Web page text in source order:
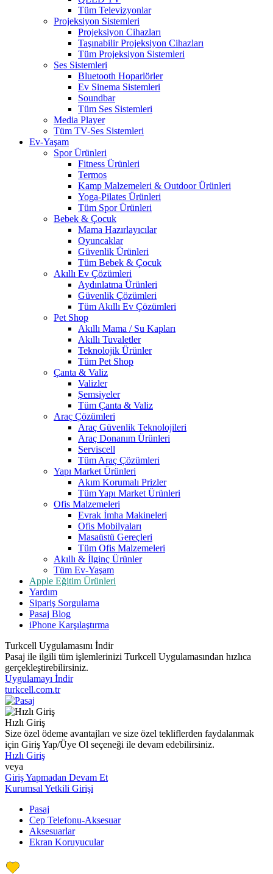
Tüm Televizyonlar
Projeksiyon Sistemleri
Projeksiyon Cihazları
Taşınabilir Projeksiyon Cihazları
Tüm Projeksiyon Sistemleri
Ses Sistemleri
Bluetooth Hoparlörler
Ev Sinema Sistemleri
Soundbar
Tüm Ses Sistemleri
Media Player
Tüm TV-Ses Sistemleri
Ev-Yaşam
Spor Ürünleri
Fitness Ürünleri
Termos
Kamp Malzemeleri & Outdoor Ürünleri
Yoga-Pilates Ürünleri
Tüm Spor Ürünleri
Bebek & Çocuk
Mama Hazırlayıcılar
Oyuncaklar
Güvenlik Ürünleri
Tüm Bebek & Çocuk
Akıllı Ev Çözümleri
Aydınlatma Ürünleri
Güvenlik Çözümleri
Tüm Akıllı Ev Çözümleri
Pet Shop
Akıllı Mama / Su Kapları
Akıllı Tuvaletler
Teknolojik Ürünler
Tüm Pet Shop
Çanta & Valiz
Valizler
Şemsiyeler
Tüm Çanta & Valiz
Araç Çözümleri
Araç Güvenlik Teknolojileri
Araç Donanım Ürünleri
Serviscell
Tüm Araç Çözümleri
Yapı Market Ürünleri
Akım Korumalı Prizler
Tüm Yapı Market Ürünleri
Ofis Malzemeleri
Evrak İmha Makineleri
Ofis Mobilyaları
Masaüstü Gereçleri
Tüm Ofis Malzemeleri
Akıllı & İlginç Ürünler
Tüm Ev-Yaşam
Apple Eğitim Ürünleri
Yardım
Sipariş Sorgulama
Pasaj Blog
iPhone Karşılaştırma
Turkcell Uygulamasını İndir
Pasaj ile ilgili tüm işlemlerinizi Turkcell Uygulamasından hızlıca
gerçekleştirebilirsiniz.
Uygulamayı İndir
turkcell.com.tr
Hızlı Giriş
Size özel ödeme avantajları ve size özel tekliflerden faydalanmak
için Giriş Yap/Üye Ol seçeneği ile devam edebilirsiniz.
Hızlı Giriş
veya
Giriş Yapmadan Devam Et
Kurumsal Yetkili Girişi
Pasaj
Cep Telefonu-Aksesuar
Aksesuarlar
Ekran Koruyucular